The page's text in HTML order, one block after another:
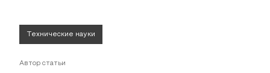
Технические науки
Автор статьи